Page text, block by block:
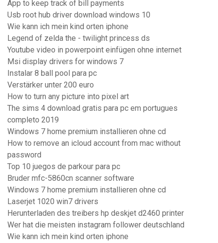
App to keep track of bill payments
Usb root hub driver download windows 10
Wie kann ich mein kind orten iphone
Legend of zelda the - twilight princess ds
Youtube video in powerpoint einfügen ohne internet
Msi display drivers for windows 7
Instalar 8 ball pool para pc
Verstärker unter 200 euro
How to turn any picture into pixel art
The sims 4 download gratis para pc em portugues
completo 2019
Windows 7 home premium installieren ohne cd
How to remove an icloud account from mac without
password
Top 10 juegos de parkour para pc
Bruder mfc-5860cn scanner software
Windows 7 home premium installieren ohne cd
Laserjet 1020 win7 drivers
Herunterladen des treibers hp deskjet d2460 printer
Wer hat die meisten instagram follower deutschland
Wie kann ich mein kind orten iphone